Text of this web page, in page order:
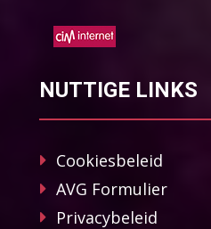
NUTTIGE LINKS
Cookiesbeleid
AVG Formulier
Privacybeleid